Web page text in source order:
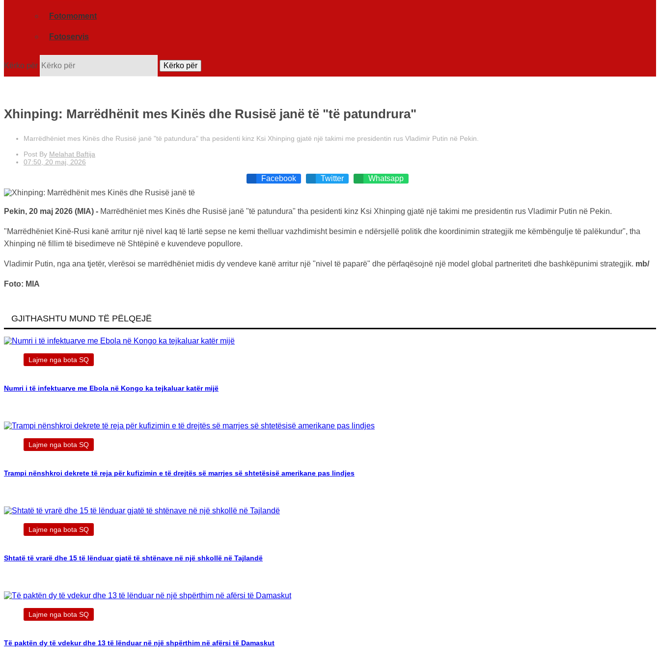
Fotomoment
Fotoservis
Kërko për Kërko për
Xhinping: Marrëdhënit mes Kinës dhe Rusisë janë të "të patundrura"
Marrëdhëniet mes Kinës dhe Rusisë janë "të patundura" tha pesidenti kinz Ksi Xhinping gjatë një takimi me presidentin rus Vladimir Putin në Pekin.
Post By Melahat Baftija
07:50, 20 maj, 2026
Facebook Twitter Whatsapp
Pekin, 20 maj 2026 (MIA) - Marrëdhëniet mes Kinës dhe Rusisë janë "të patundura" tha pesidenti kinz Ksi Xhinping gjatë një takimi me presidentin rus Vladimir Putin në Pekin.
"Marrëdhëniet Kinë-Rusi kanë arritur një nivel kaq të lartë sepse ne kemi thelluar vazhdimisht besimin e ndërsjellë politik dhe koordinimin strategjik me këmbëngulje të palëkundur", tha
Xhinping në fillim të bisedimeve në Shtëpinë e kuvendeve popullore.
Vladimir Putin, nga ana tjetër, vlerësoi se marrëdhëniet midis dy vendeve kanë arritur një "nivel të paparë" dhe përfaqësojnë një model global partneriteti dhe bashkëpunimi strategjik. mb/
Foto: MIA
GJITHASHTU MUND TË PËLQEJË
Lajme nga bota SQ
Numri i të infektuarve me Ebola në Kongo ka tejkaluar katër mijë
Lajme nga bota SQ
Trampi nënshkroi dekrete të reja për kufizimin e të drejtës së marrjes së shtetësisë amerikane pas lindjes
Lajme nga bota SQ
Shtatë të vrarë dhe 15 të lënduar gjatë të shtënave në një shkollë në Tajlandë
Lajme nga bota SQ
Të paktën dy të vdekur dhe 13 të lënduar në një shpërthim në afërsi të Damaskut